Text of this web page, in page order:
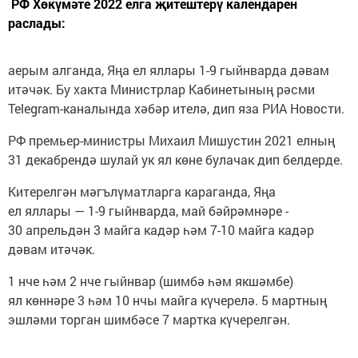
РФ Хөкүмәте 2022 елга җитештерү календарен
раслады:
аерым алганда, Яңа ел яллары 1-9 гыйнварда дәвам
итәчәк. Бу хакта Министрлар Кабинетының рәсми
Telegram-каналында хәбәр ителә, дип яза РИА Новости.
РФ премьер-министры Михаил Мишустин 2021 елның
31 декабрендә шулай ук ял көне булачак дип белдерде.
Китерелгән мәгълүматларга караганда, Яңа
ел яллары — 1-9 гыйнварда, май бәйрәмнәре -
30 апрельдән 3 майга кадәр һәм 7-10 майга кадәр
дәвам итәчәк.
1 нче һәм 2 нче гыйнвар (шимбә һәм якшәмбе)
ял көннәре 3 һәм 10 нчы майга күчерелә. 5 мартның
эшләми торган шимбәсе 7 мартка күчерелгән.